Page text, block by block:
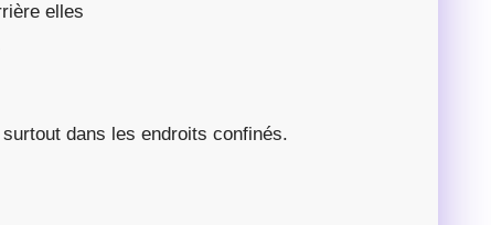
elles
dans les endroits confinés.